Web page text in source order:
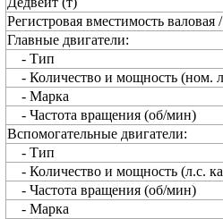
Регистровая вместимость валовая
Главные двигатели:
- Тип
- Количество и мощность (ном.
- Марка
- Частота вращения (об/мин)
Вспомогательные двигатели:
- Тип
- Количество и мощность (л.с.
- Частота вращения (об/мин)
- Марка